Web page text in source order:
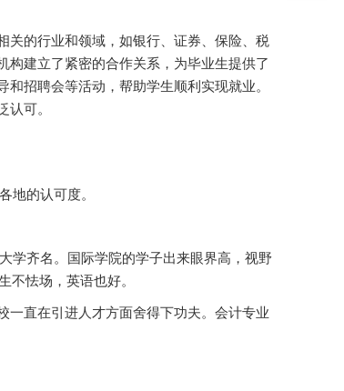
关的行业和领域，如银行、证券、保险、税
构建立了紧密的合作关系，为毕业生提供了
招聘会等活动，帮助学生顺利实现就业。
认可。
地的认可度。
学齐名。国际学院的学子出来眼界高，视野
不怯场，英语也好。
一直在引进人才方面舍得下功夫。会计专业